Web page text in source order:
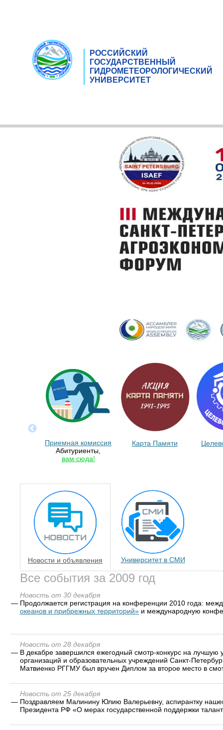
РОССИЙСКИЙ
ГОСУДАРСТВЕННЫЙ
ГИДРОМЕТЕОРОЛОГИЧЕСКИЙ
УНИВЕРСИТЕТ
Приемная комиссия
Абитуриенты,
вам сюда!
Карта Памяти
Новости и объявления Университет в СМИ
Все события за 2009 год
Новость от 30 декабря
— Продолжается регистрация на конференции 2010 года:
океанов и прибрежных территорий» и международную
Новость от 28 декабря
— В декабре завершился ежегодный смотр-конкурс на
организаций и образовательных учреждений Санкт-
Матвиенко РГГМУ был вручен Диплом за второе место в
Новость от 25 декабря
— Поздравляем Малинину Юлию Валерьевну, аспирантку
Президента РФ «О мерах государственной поддержки